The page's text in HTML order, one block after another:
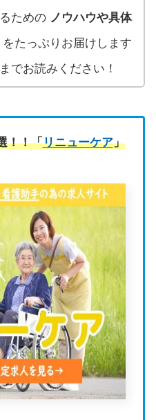
ための ノウハウや具体
をたっぷりお届けします
でお読みください！
！！「リニューケア」